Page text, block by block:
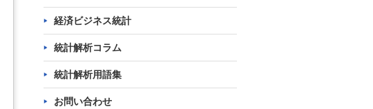
経済ビジネス統計
統計解析コラム
統計解析用語集
お問い合わせ